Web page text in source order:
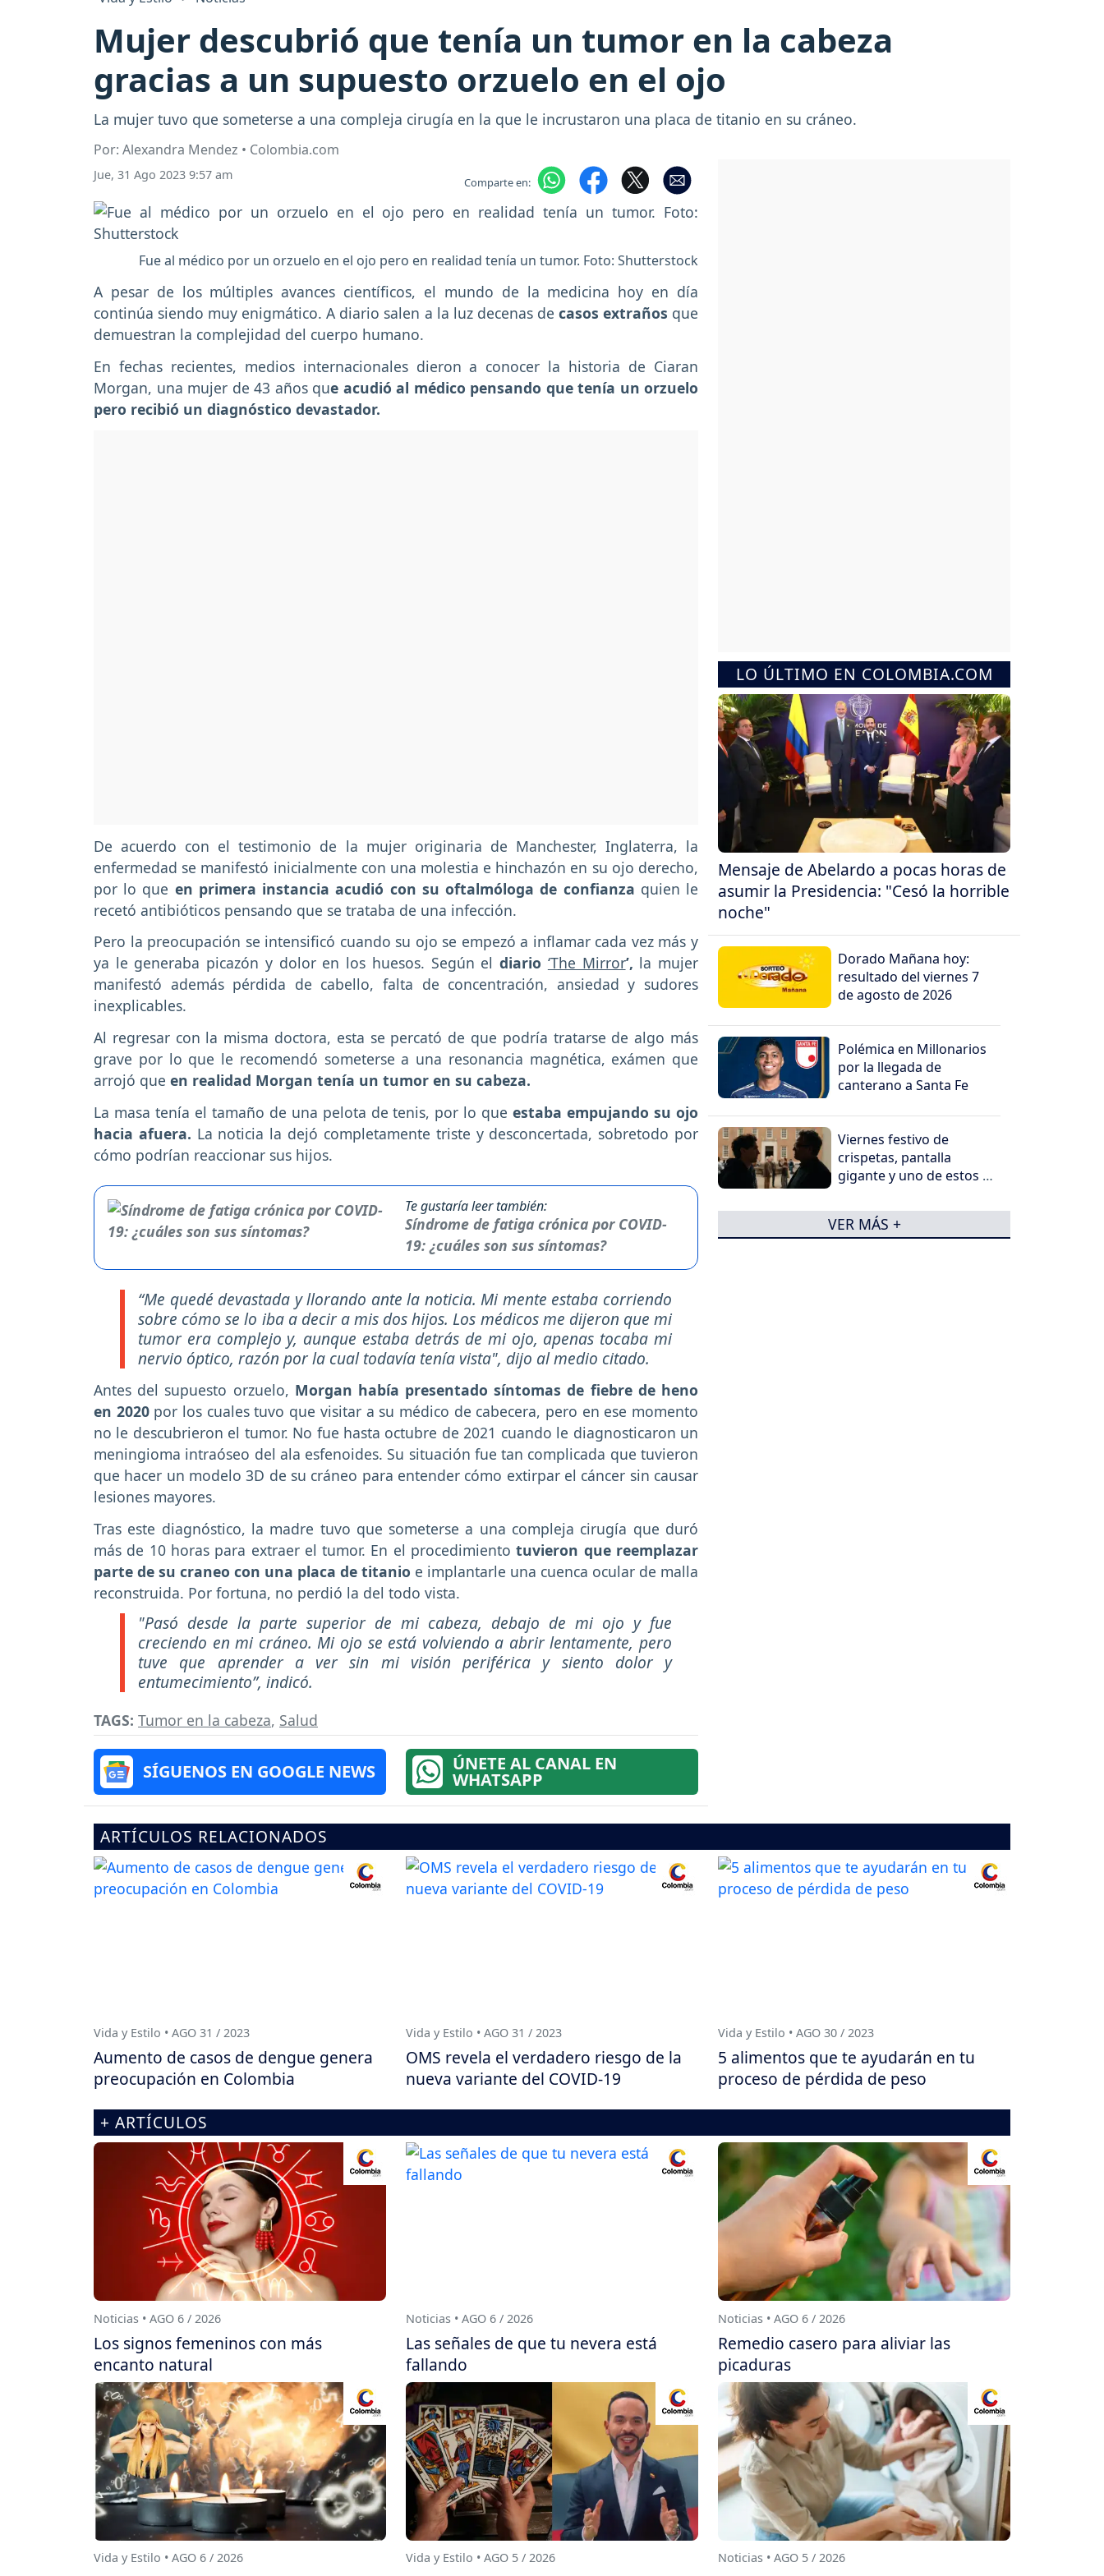
Mujer descubrió que tenía un tumor en la cabeza
gracias a un supuesto orzuelo en el ojo
La mujer tuvo que someterse a una compleja cirugía en la que le incrustaron una placa de titanio en su cráneo.
Por: Alexandra Mendez • Colombia.com
Jue, 31 Ago 2023 9:57 am Comparte en:
Fue al médico por un orzuelo en el ojo pero en realidad tenía un tumor. Foto: Shutterstock
A pesar de los múltiples avances científicos, el mundo de la medicina hoy en día
continúa siendo muy enigmático. A diario salen a la luz decenas de casos extraños que
demuestran la complejidad del cuerpo humano.
En fechas recientes, medios internacionales dieron a conocer la historia de Ciaran
Morgan, una mujer de 43 años que acudió al médico pensando que tenía un orzuelo
pero recibió un diagnóstico devastador.
De acuerdo con el testimonio de la mujer originaria de Manchester, Inglaterra, la
enfermedad se manifestó inicialmente con una molestia e hinchazón en su ojo derecho,
por lo que en primera instancia acudió con su oftalmóloga de confianza quien le
recetó antibióticos pensando que se trataba de una infección.
Pero la preocupación se intensificó cuando su ojo se empezó a inflamar cada vez más y
ya le generaba picazón y dolor en los huesos. Según eldiario ‘The Mirror’, la mujer
manifestó además pérdida de cabello, falta de concentración, ansiedad y sudores
inexplicables.
Al regresar con la misma doctora, esta se percató de que podría tratarse de algo más
grave por lo que le recomendó someterse a una resonancia magnética, exámen que
arrojó que en realidad Morgan tenía un tumor en su cabeza.
La masa tenía el tamaño de una pelota de tenis, por lo que estaba empujando su ojo
hacia afuera. La noticia la dejó completamente triste y desconcertada, sobretodo por
cómo podrían reaccionar sus hijos.
Te gustaría leer también:
Síndrome de fatiga crónica por COVID-
19: ¿cuáles son sus síntomas?
“Me quedé devastada y llorando ante la noticia. Mi mente estaba corriendo
sobre cómo se lo iba a decir a mis dos hijos. Los médicos me dijeron que mi
tumor era complejo y, aunque estaba detrás de mi ojo, apenas tocaba mi
nervio óptico, razón por la cual todavía tenía vista", dijo al medio citado.
Antes del supuesto orzuelo, Morgan había presentado síntomas de fiebre de heno
en 2020por los cuales tuvo que visitar a su médico de cabecera, pero en ese momento
no le descubrieron el tumor. No fue hasta octubre de 2021 cuando le diagnosticaron un
meningioma intraóseo del ala esfenoides. Su situación fue tan complicada que tuvieron
que hacer un modelo 3D de su cráneo para entender cómo extirpar el cáncer sin causar
lesiones mayores.
Tras este diagnóstico, la madre tuvo que someterse a una compleja cirugía que duró
más de 10 horas para extraer el tumor. En el procedimiento tuvieron que reemplazar
parte de su craneo con una placa de titanio e implantarle una cuenca ocular de malla
reconstruida. Por fortuna, no perdió la del todo vista.
"Pasó desde la parte superior de mi cabeza, debajo de mi ojo y fue
creciendo en mi cráneo. Mi ojo se está volviendo a abrir lentamente, pero
tuve que aprender a ver sin mi visión periférica y siento dolor y
entumecimiento”, indicó.
TAGS: Tumor en la cabeza, Salud
SÍGUENOS EN GOOGLE NEWS ÚNETE AL CANAL EN
WHATSAPP
LO ÚLTIMO EN COLOMBIA.COM
Mensaje de Abelardo a pocas horas de
asumir la Presidencia: "Cesó la horrible
noche"
Dorado Mañana hoy:
resultado del viernes 7
de agosto de 2026
Polémica en Millonarios
por la llegada de
canterano a Santa Fe
Viernes festivo de
crispetas, pantalla
gigante y uno de estos 5
VER MÁS +
ARTÍCULOS RELACIONADOS
Vida y Estilo • AGO 31 / 2023
Aumento de casos de dengue genera
preocupación en Colombia
Vida y Estilo • AGO 31 / 2023
OMS revela el verdadero riesgo de la
nueva variante del COVID-19
Vida y Estilo • AGO 30 / 2023
5 alimentos que te ayudarán en tu
proceso de pérdida de peso
+ ARTÍCULOS
Noticias • AGO 6 / 2026
Los signos femeninos con más
encanto natural
Noticias • AGO 6 / 2026
Las señales de que tu nevera está
fallando
Noticias • AGO 6 / 2026
Remedio casero para aliviar las
picaduras
Vida y Estilo • AGO 6 / 2026 Vida y Estilo • AGO 5 / 2026 Noticias • AGO 5 / 2026